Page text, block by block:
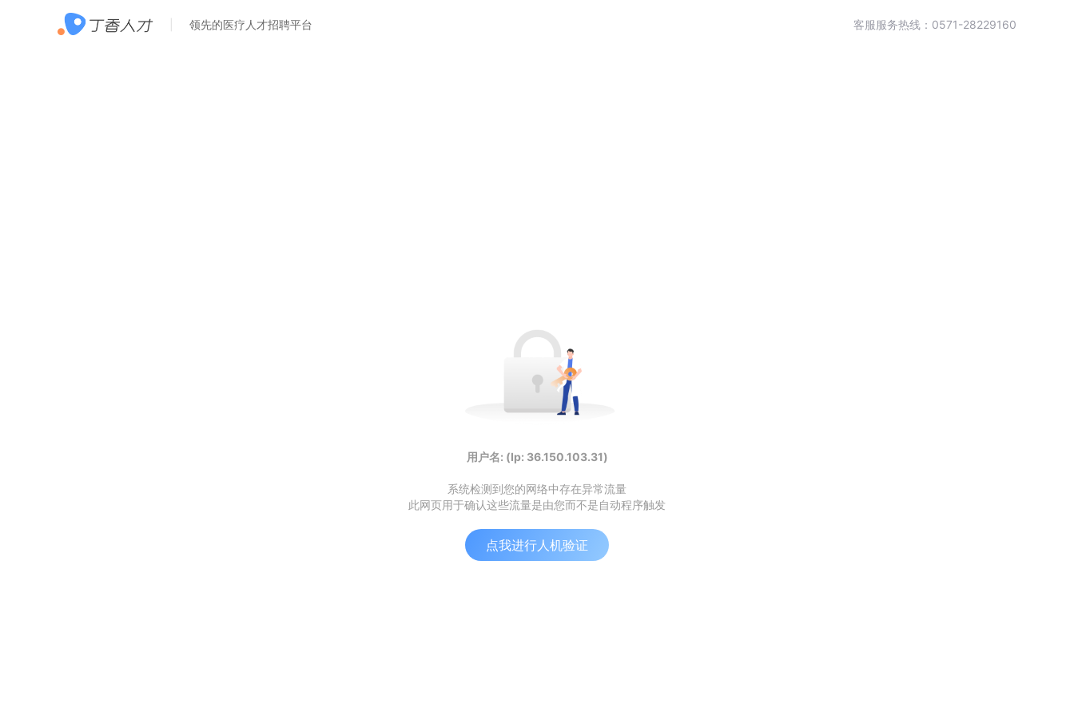
领先的医疗人才招聘平台 客服服务热线：0571-28229160
用户名: (Ip: 36.150.103.31)
系统检测到您的网络中存在异常流量
此网页用于确认这些流量是由您而不是自动程序触发
点我进行人机验证